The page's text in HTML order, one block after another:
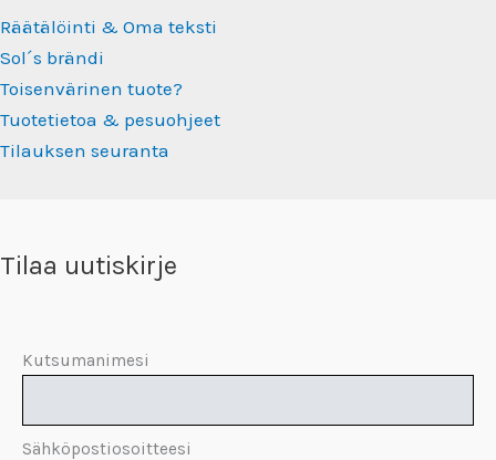
Räätälöinti & Oma teksti
Sol´s brändi
Toisenvärinen tuote?
Tuotetietoa & pesuohjeet
Tilauksen seuranta
Tilaa uutiskirje
Kutsumanimesi
Sähköpostiosoitteesi